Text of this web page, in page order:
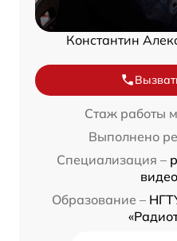
Константин
Стаж работы
Выполнено
Специализация –
Образование –